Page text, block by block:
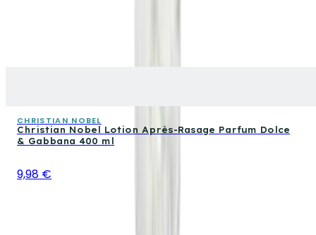
CHRISTIAN NOBEL
Christian Nobel Lotion Après-Rasage Parfum Dolce
& Gabbana 400 ml
9,98 €